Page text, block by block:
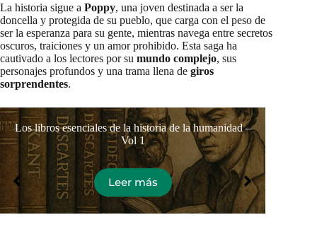
La historia sigue a Poppy, una joven destinada a ser la
doncella y protegida de su pueblo, que carga con el peso de
ser la esperanza para su gente, mientras navega entre secretos
oscuros, traiciones y un amor prohibido. Esta saga ha
cautivado a los lectores por su mundo complejo, sus
personajes profundos y una trama llena de giros
sorprendentes.
Los libros esenciales de la historia de la humanidad –
Vol 1
Leer más